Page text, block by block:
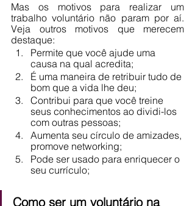
Mas os motivos para realizar um
trabalho voluntário não param por aí.
Veja outros motivos que merecem
destaque:
Permite que você ajude uma
causa na qual acredita;
É uma maneira de retribuir tudo de
bom que a vida lhe deu;
Contribui para que você treine
seus conhecimentos ao dividi-los
com outras pessoas;
Aumenta seu círculo de amizades,
promove networking;
Pode ser usado para enriquecer o
seu currículo;
Como ser um voluntário na